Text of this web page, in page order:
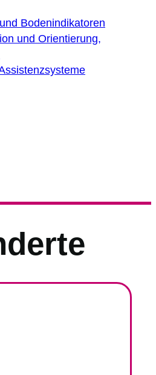
Bodenindikatoren
und Orientierung,